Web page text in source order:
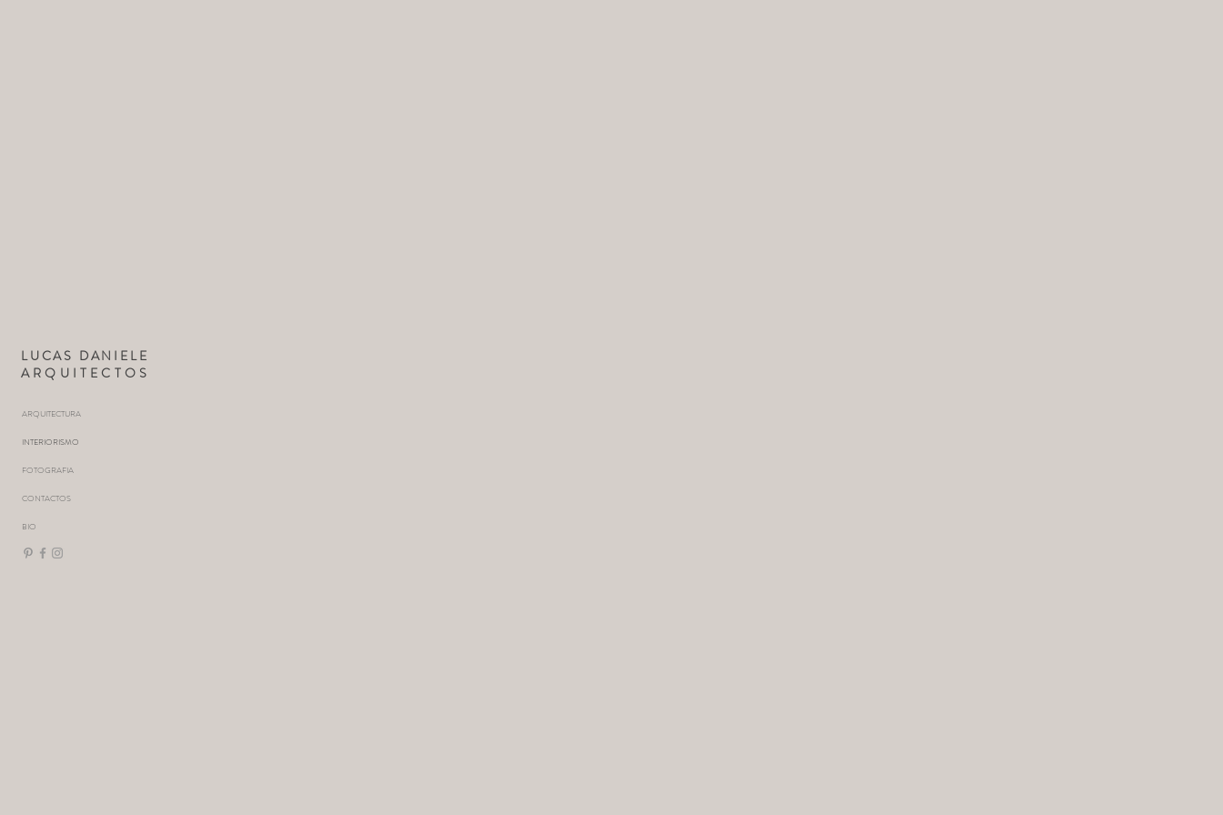
ARQUITECTURA
INTERIORISMO
FOTOGRAFIA
CONTACTOS
BIO
LUCAS DANIELE
ARQUITECTOS